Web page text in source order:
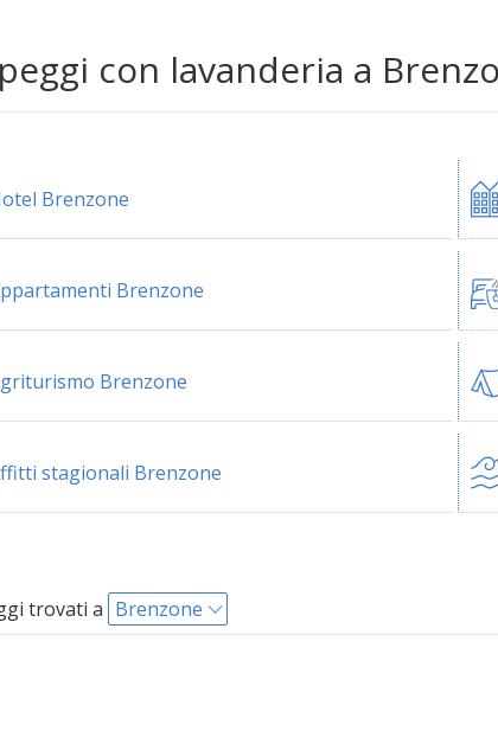
con lavanderia a
Brenzone
Brenzone
Brenzone
stagionali Brenzone
trovati a Brenzone